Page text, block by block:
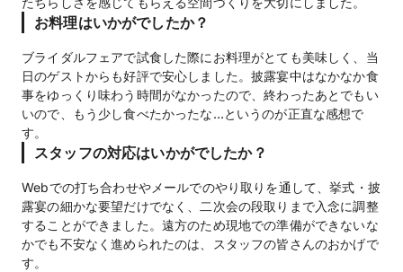
お料理はいかがでしたか？
ブライダルフェアで試食した際にお料理がとても美味しく、当
日のゲストからも好評で安心しました。披露宴中はなかなか食
事をゆっくり味わう時間がなかったので、終わったあとでもい
いので、もう少し食べたかったな…というのが正直な感想で
す。
スタッフの対応はいかがでしたか？
Webでの打ち合わせやメールでのやり取りを通して、挙式・披
露宴の細かな要望だけでなく、二次会の段取りまで入念に調整
することができました。遠方のため現地での準備ができないな
かでも不安なく進められたのは、スタッフの皆さんのおかげで
す。